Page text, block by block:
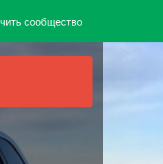
сообщество